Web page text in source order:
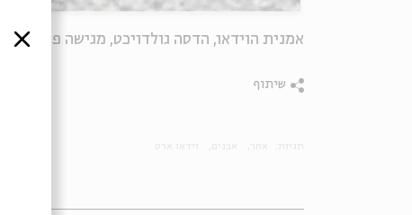
אמנית הוידאו, הדסה גולדויכט, מגישה פרשנות
שיתוף
סגור